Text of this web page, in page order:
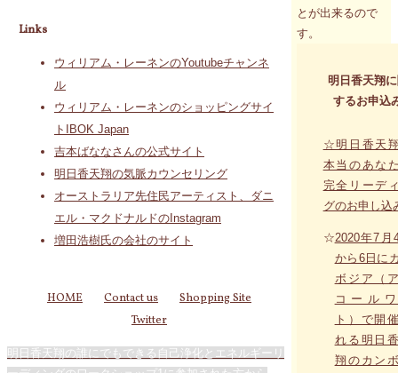
とが出来るので
す。
明日香天翔
するお申込
☆明日香天
本当のあな
完全リーデ
グのお申し込
☆2020年7月
から6日に
ボジア（
コール
ト）で開
れる明日
翔のカン
Links
ウィリアム・レーネンのYoutubeチャンネ
ル
ウィリアム・レーネンのショッピングサイ
トIBOK Japan
吉本ばななさんの公式サイト
明日香天翔の気脈カウンセリング
オーストラリア先住民アーティスト、ダニ
エル・マクドナルドのInstagram
増田浩樹氏の会社のサイト
HOME Contact us
Shopping Site
Twitter
明日香天翔の誰にでもできる自己浄化とエネルギーリ